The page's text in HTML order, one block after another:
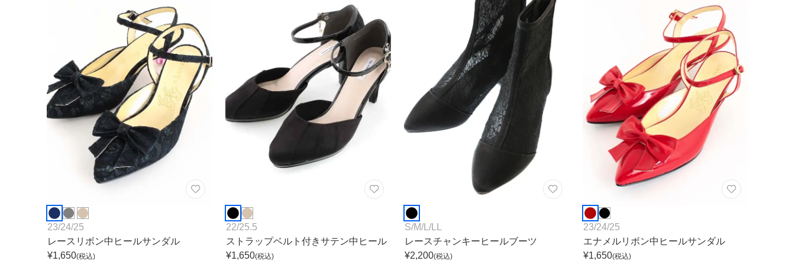
23/24/25
レースリボン中ヒールサンダル
¥1,650(税込)
22/25.5
ストラップベルト付きサテン中ヒール
¥1,650(税込)
S/M/L /LL
レースチャンキーヒールブーツ
¥2,200(税込)
23/24/25
エナメルリボン中ヒールサンダル
¥1,650(税込)